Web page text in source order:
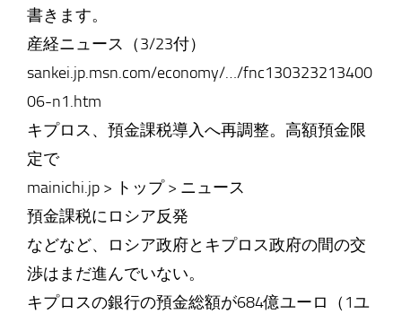
書きます。
産経ニュース（3/23付）
sankei.jp.msn.com/economy/…/fnc130323213400
06-n1.htm
キプロス、預金課税導入へ再調整。高額預金限
定で
mainichi.jp > トップ > ニュース
預金課税にロシア反発
などなど、ロシア政府とキプロス政府の間の交
渉はまだ進んでいない。
キプロスの銀行の預金総額が684億ユーロ（1ユ